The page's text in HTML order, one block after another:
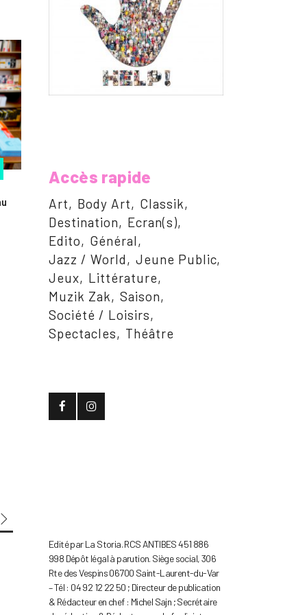
Accès rapide
Art Body Art
Classik
Destination
Ecran(s)
Edito
Général
Jazz / World
Jeune Public
Jeux
Littérature
Muzik Zak
Saison
Société / Loisirs
Spectacles
Théâtre
Edité par La Storia. RCS ANTIBES 451 886
998 Dépôt légal à parution. Siège social, 306
Rte des Vespins 06700 Saint-Laurent-du-Var
– Tél : 04 92 12 22 50 ; Directeur de publication
& Rédacteur en chef : Michel Sajn ; Secrétaire